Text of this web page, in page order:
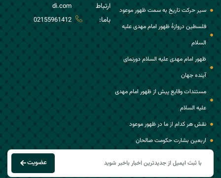
سیر حرکت تاریخ به سمت ظهور موعود
فلسطین دروازۀ ظهور امام مهدی علیه
السلام
ظهور امام مهدی علیه السلام دورنمای
آینده جهان
مستندات وقایع پیش از ظهور امام مهدی
علیه السلام
نقش هر کدام از ما در ظهور موعود
اربعین بشارت حکومت صالحان
ارتباط
باما:
di.com
02155961412
عضویت